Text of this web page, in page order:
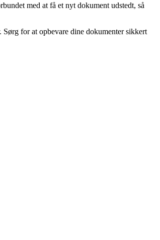
med at få et nyt dokument udstedt, så
for at opbevare dine dokumenter sikkert